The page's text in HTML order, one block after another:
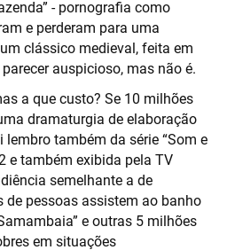
- pornografia como
e perderam para uma
clássico medieval, feita em
auspicioso, mas não é.
a que custo? Se 10 milhões
dramaturgia de elaboração
lembro também da série “Som e
e também exibida pela TV
semelhante a de
de pessoas assistem ao banho
e outras 5 milhões
em situações